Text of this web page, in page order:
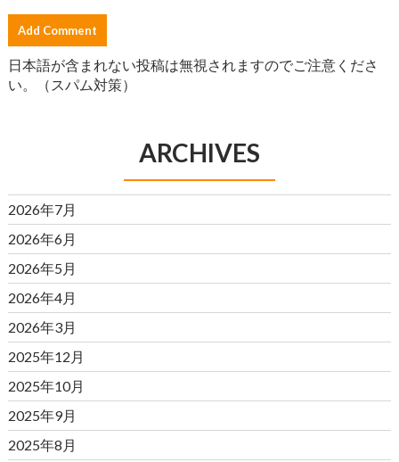
日本語が含まれない投稿は無視されますのでご注意くださ
い。（スパム対策）
ARCHIVES
2026年7月
2026年6月
2026年5月
2026年4月
2026年3月
2025年12月
2025年10月
2025年9月
2025年8月